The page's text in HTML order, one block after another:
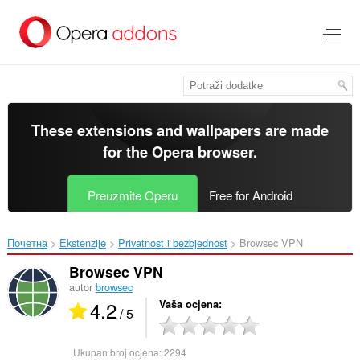
glavni
These extensions and wallpapers are made
for theOpera browser.
Preuzmite Operu Free for Android
Почетна Ekstenzije Privatnost i bezbjednost Browsec VPN‎
Browsec VPN
autor browsec
4.2/ 5 Vaša ocjena
Ukupan broj ocjena:2294